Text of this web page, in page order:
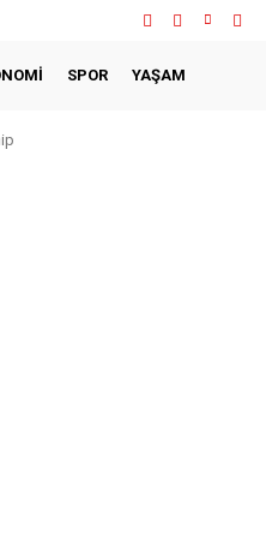
SPOR YAŞAM